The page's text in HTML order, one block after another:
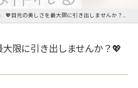
💖目元の美しさを最大限に引き出しませんか？💖
限に引き出しませんか？💖